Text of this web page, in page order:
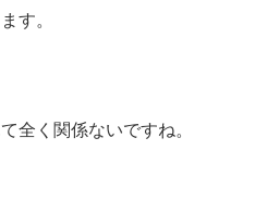
す。
全く関係ないですね。